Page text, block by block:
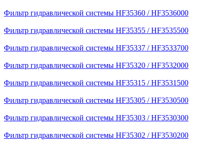
Фильтр гидравлической системы HF35360 / HF3536000
Фильтр гидравлической системы HF35355 / HF3535500
Фильтр гидравлической системы HF35337 / HF3533700
Фильтр гидравлической системы HF35320 / HF3532000
Фильтр гидравлической системы HF35315 / HF3531500
Фильтр гидравлической системы HF35305 / HF3530500
Фильтр гидравлической системы HF35303 / HF3530300
Фильтр гидравлической системы HF35302 / HF3530200